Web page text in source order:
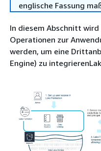
englische Fassung
In diesem Abschnitt wird
Operationen zur
werden, um eine
Engine) zu